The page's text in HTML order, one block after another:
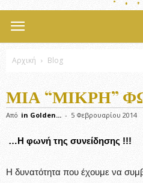
Αρχική Blog
ΜΙΑ “ΜΙΚΡΉ”
Από in Golden... - 5 Φεβρουαρίου 2014
…Η φωνή της συνείδησης !!!
Η δυνατότητα που έχουμε να